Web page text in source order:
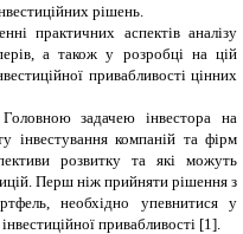
рішень.
практичних аспектів аналізу
а також у розробці на цій
привабливості цінних
Головною задачею інвестора на
інвестування компаній та фірм
розвитку та які можуть
Перш ніж прийняти рішення з
необхідно упевнитися у
привабливості [1].